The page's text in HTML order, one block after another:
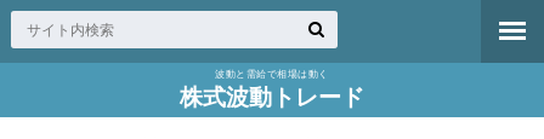
波動と需給で相場は動く
株式波動トレード